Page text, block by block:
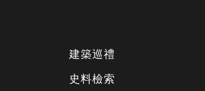
建築巡禮
史料檢索